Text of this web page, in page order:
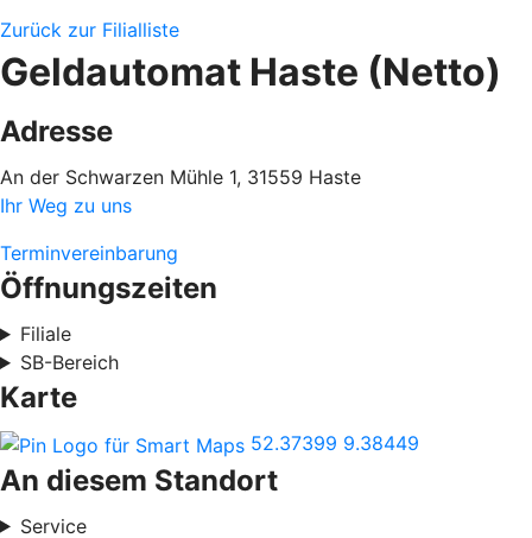
Zurück zur Filialliste
Geldautomat Haste (Netto)
Adresse
An der Schwarzen Mühle 1, 31559 Haste
Ihr Weg zu uns
Terminvereinbarung
Öffnungszeiten
Filiale
SB-Bereich
Karte
52.37399 9.38449
An diesem Standort
Service